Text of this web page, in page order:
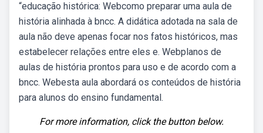
“educação histórica: Webcomo preparar uma aula de
história alinhada à bncc. A didática adotada na sala de
aula não deve apenas focar nos fatos históricos, mas
estabelecer relações entre eles e. Webplanos de
aulas de história prontos para uso e de acordo com a
bncc. Webesta aula abordará os conteúdos de história
para alunos do ensino fundamental.
For more information, click the button below.